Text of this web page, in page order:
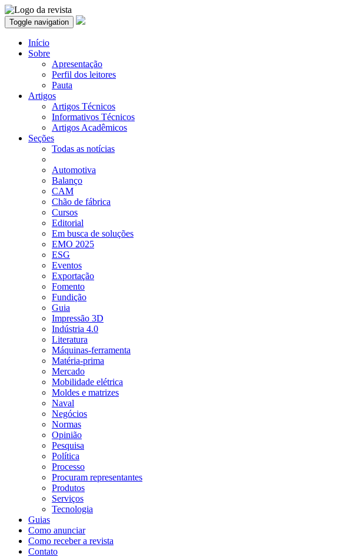
Toggle navigation
Início
Sobre
Apresentação
Perfil dos leitores
Pauta
Artigos
Artigos Técnicos
Informativos Técnicos
Artigos Acadêmicos
Seções
Todas as notícias
Automotiva
Balanço
CAM
Chão de fábrica
Cursos
Editorial
Em busca de soluções
EMO 2025
ESG
Eventos
Exportação
Fomento
Fundição
Guia
Impressão 3D
Indústria 4.0
Literatura
Máquinas-ferramenta
Matéria-prima
Mercado
Mobilidade elétrica
Moldes e matrizes
Naval
Negócios
Normas
Opinião
Pesquisa
Política
Processo
Procuram representantes
Produtos
Serviços
Tecnologia
Guias
Como anunciar
Como receber a revista
Contato